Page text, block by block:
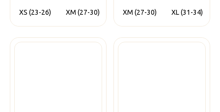
XS (23-26) XM (27-30) XL (31-34)
XM (27-30) XL (31-34)